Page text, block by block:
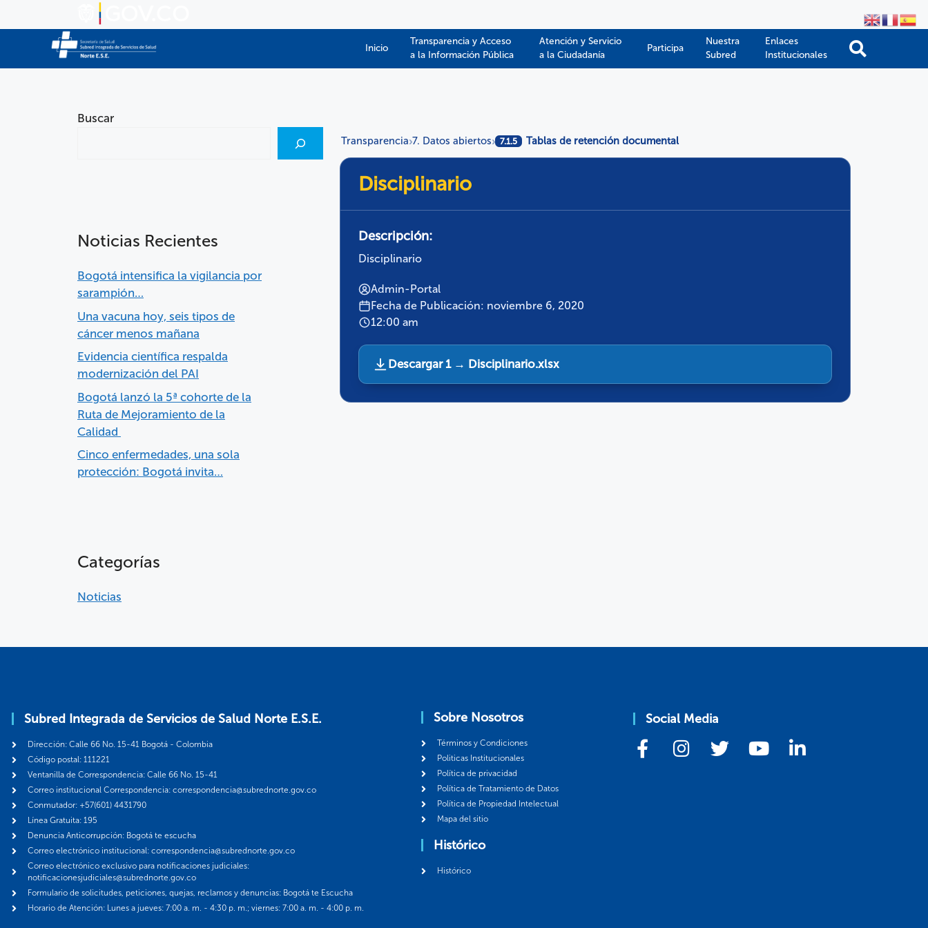
Inicio
Transparencia y Acceso
a la Información Pública​​
Atención y Servicio
a la Ciudadanía
Participa
Nuestra
Subred
Enlaces
Institucionales
Transparencia›7. Datos abiertos› 7.1.5 Tablas de retención documental
Disciplinario
Descripción:
Disciplinario
Admin-Portal
Fecha de Publicación: noviembre 6, 2020
12:00 am
Descargar 1 → Disciplinario.xlsx
Buscar
Noticias Recientes
Bogotá intensifica la vigilancia por
sarampión…
Una vacuna hoy, seis tipos de
cáncer menos mañana
Evidencia científica respalda
modernización del PAI
Bogotá lanzó la 5ª cohorte de la
Ruta de Mejoramiento de la
Calidad
Cinco enfermedades, una sola
protección: Bogotá invita…
Categorías
Noticias
Subred Integrada de Servicios de Salud Norte E.S.E.
Dirección: Calle 66 No. 15-41 Bogotá - Colombia
Código postal: 111221
Ventanilla de Correspondencia: Calle 66 No. 15-41
Correo institucional Correspondencia: correspondencia@subrednorte.gov.co
Conmutador: +57(601) 4431790
Línea Gratuita: 195
Denuncia Anticorrupción: Bogotá te escucha
Correo electrónico institucional: correspondencia@subrednorte.gov.co
Correo electrónico exclusivo para notificaciones judiciales:
notificacionesjudiciales@subrednorte.gov.co
Formulario de solicitudes, peticiones, quejas, reclamos y denuncias: Bogotá te Escucha
Horario de Atención: Lunes a jueves: 7:00 a. m. - 4:30 p. m.; viernes: 7:00 a. m. - 4:00 p. m.
Sobre Nosotros
Términos y Condiciones
Politicas Institucionales
Política de privacidad
Política de Tratamiento de Datos
Política de Propiedad Intelectual
Mapa del sitio
Histórico
Histórico
Social Media